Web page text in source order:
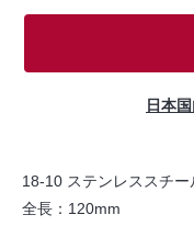
日本
18-10 ステンレススチ
全長：120mm